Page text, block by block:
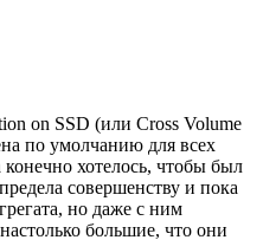
on SSD (или Cross Volume
по умолчанию для всех
хотелось, чтобы был
совершенству и пока
но даже с ним
большие, что они